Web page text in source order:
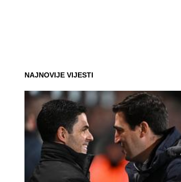
NAJNOVIJE VIJESTI